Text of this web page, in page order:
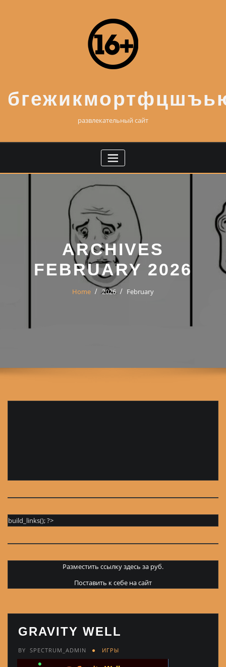
развлекательный сайт
ARCHIVES
FEBRUARY 2026
Home 2026 February
build_links(); ?>
Разместить ссылку здесь за руб.
Поставить к себе на сайт
GRAVITY WELL
BY SPECTRUM_ADMIN ИГРЫ